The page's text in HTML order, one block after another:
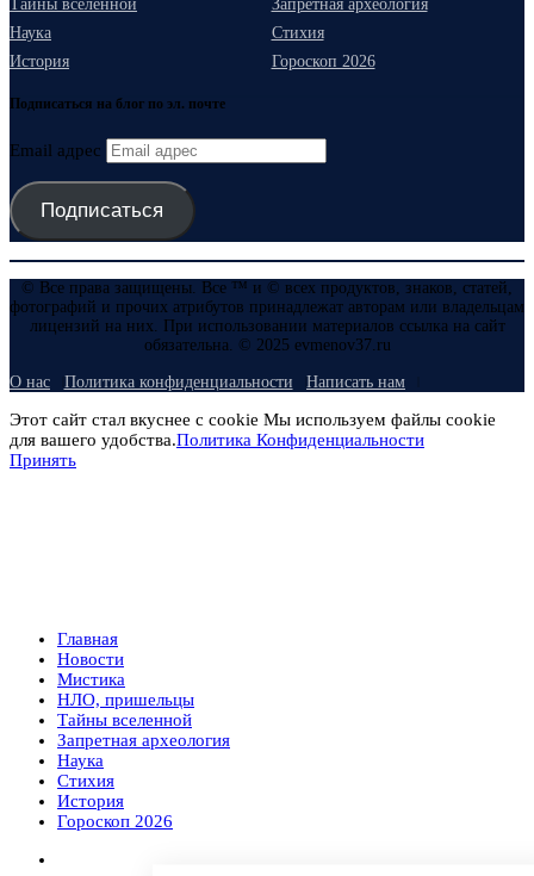
Тайны вселенной
Запретная археология
Наука
Стихия
История
Гороскоп 2026
Подписаться на блог по эл. почте
Email адрес
Подписаться
© Все права защищены. Все ™ и © всех продуктов, знаков, статей,
фотографий и прочих атрибутов принадлежат авторам или владельцам
лицензий на них. При использовании материалов ссылка на сайт
обязательна. © 2025 evmenov37.ru
О нас Политика конфиденциальности Написать нам
Этот сайт стал вкуснее с cookie Мы используем файлы cookie
для вашего удобства.Политика Конфиденциальности
Принять
Главная
Новости
Мистика
НЛО, пришельцы
Тайны вселенной
Запретная археология
Наука
Стихия
История
Гороскоп 2026